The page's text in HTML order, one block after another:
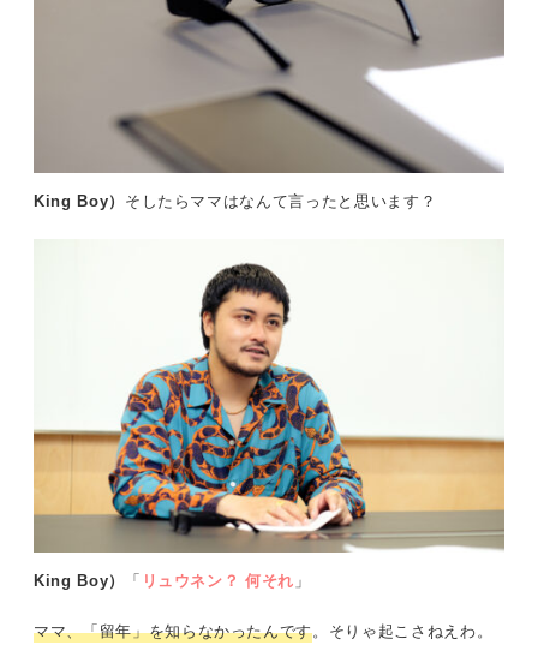
King Boy） そしたらママはなんて言ったと思います？
King Boy） 「 リュウネン？ 何それ 」
ママ、「留年」を知らなかったんです。そりゃ起こさねえわ。